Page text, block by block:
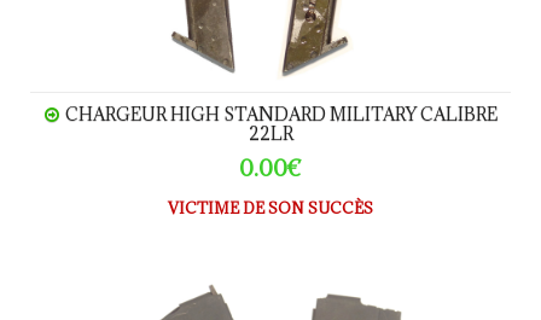
CHARGEUR HIGH STANDARD MILITARY CALIBRE
22LR
0.00€
VICTIME DE SON SUCCÈS
Chargeur RUGER MINI30 calibre 7.62x39